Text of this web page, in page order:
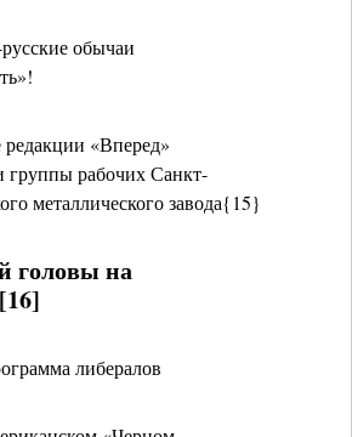
обычаи
«Вперед»
группы рабочих Санкт-
металлического завода{15}
головы на
либералов